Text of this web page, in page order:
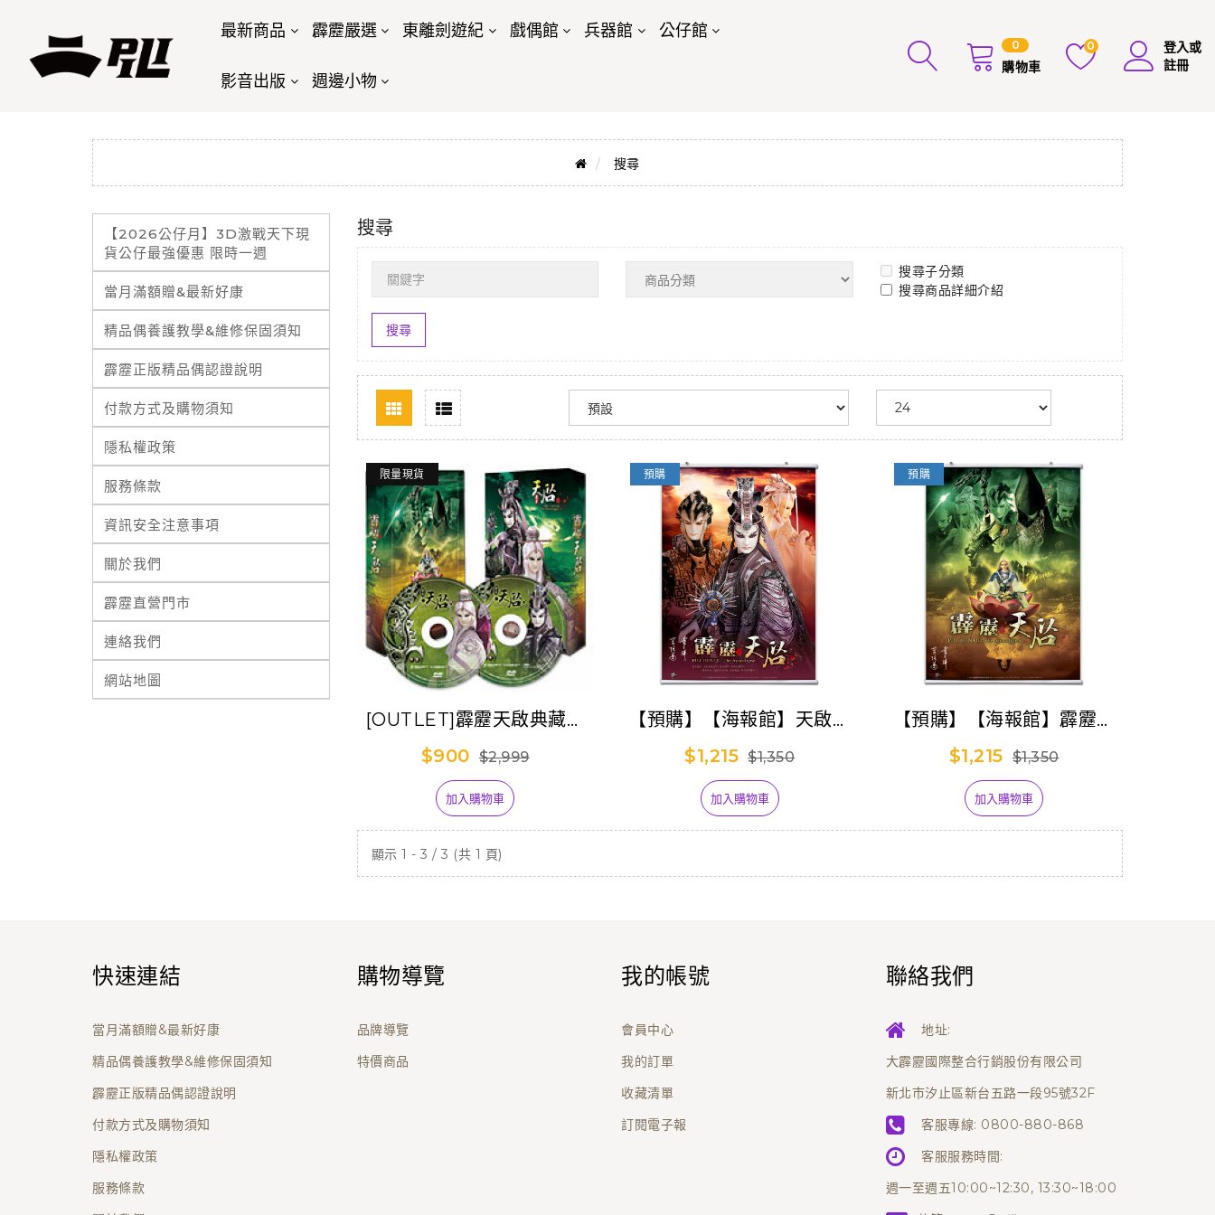
最新商品 霹靂嚴選 東離劍遊紀 戲偶館 兵器館 公仔館
影音出版 週邊小物
0
購物車
0
登入或
註冊
搜尋
【2026公仔月】3D激戰天下現
貨公仔最強優惠 限時一週
當月滿額贈&最新好康
精品偶養護教學&維修保固須知
霹靂正版精品偶認證說明
付款方式及購物須知
隱私權政策
服務條款
資訊安全注意事項
關於我們
霹靂直營門市
連絡我們
網站地圖
搜尋
搜尋子分類
搜尋商品詳細介紹
限量現貨
[OUTLET]霹靂天啟典藏版
DVD【全套1-48章】
$900 $2,999
加入購物車
預購
【預購】【海報館】天啟之
章(霹靂天啟)
$1,215 $1,350
加入購物車
預購
【預購】【海報館】霹靂天
啟
$1,215 $1,350
加入購物車
顯示 1 - 3 / 3 (共 1 頁)
快速連結
當月滿額贈&最新好康
精品偶養護教學&維修保固須知
霹靂正版精品偶認證說明
付款方式及購物須知
隱私權政策
服務條款
購物導覽
品牌導覽
特價商品
我的帳號
會員中心
我的訂單
收藏清單
訂閱電子報
聯絡我們
地址:
大霹靂國際整合行銷股份有限公司
新北市汐止區新台五路一段95號32F
客服專線: 0800-880-868
客服服務時間:
週一至週五10:00~12:30, 13:30~18:00